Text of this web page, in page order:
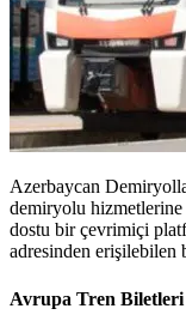
Azerbaycan
demiryolu hizmetlerine
dostu bir çevrimiçi
adresinden erişilebilen
Avrupa Tren Biletleri